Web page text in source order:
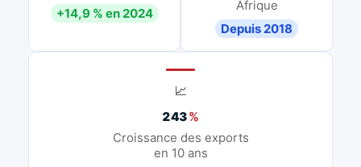
+14,9 % en 2024
Afrique
Depuis 2018
📈
243%
Croissance des exports
en 10 ans